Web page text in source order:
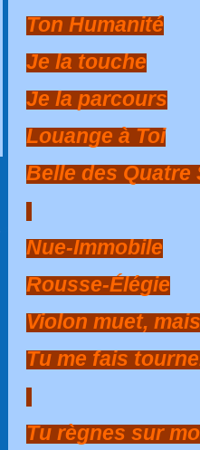
Ton Humanité
Je la touche
Je la parcours
Louange à Toi
Belle des Quatre
Nue-Immobile
Rousse-Élégie
Violon muet,
Tu me fais
Tu règnes sur